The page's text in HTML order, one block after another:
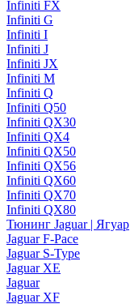
Infiniti FX
Infiniti G
Infiniti I
Infiniti J
Infiniti JX
Infiniti M
Infiniti Q
Infiniti Q50
Infiniti QX30
Infiniti QX4
Infiniti QX50
Infiniti QX56
Infiniti QX60
Infiniti QX70
Infiniti QX80
Тюнинг Jaguar | Ягуар
Jaguar F-Pace
Jaguar S-Type
Jaguar XE
Jaguar
Jaguar XF